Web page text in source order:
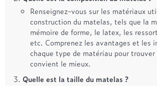
Renseignez-vous sur les matériaux
construction du matelas, tels que la
mémoire de forme, le latex, les
etc. Comprenez les avantages et les
chaque type de matériau pour
convient le mieux.
Quelle est la taille du matelas ?